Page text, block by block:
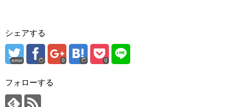
シェアする
error 0 0
フォローする